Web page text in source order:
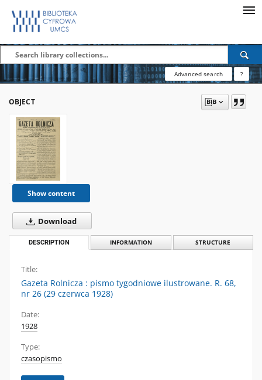
Advanced search ?
OBJECT
Show content
Download
DESCRIPTION INFORMATION STRUCTURE
Title:
Gazeta Rolnicza : pismo tygodniowe ilustrowane. R. 68,
nr 26 (29 czerwca 1928)
Date:
1928
Type:
czasopismo